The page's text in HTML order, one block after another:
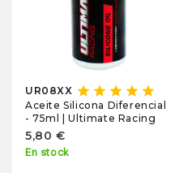
UR08XX star star star star star
Aceite Silicona Diferencial
- 75ml | Ultimate Racing
5,80 €
En stock